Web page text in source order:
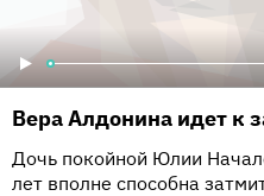
Вера Алдонина идет к
Дочь покойной Юлии
лет вполне способна